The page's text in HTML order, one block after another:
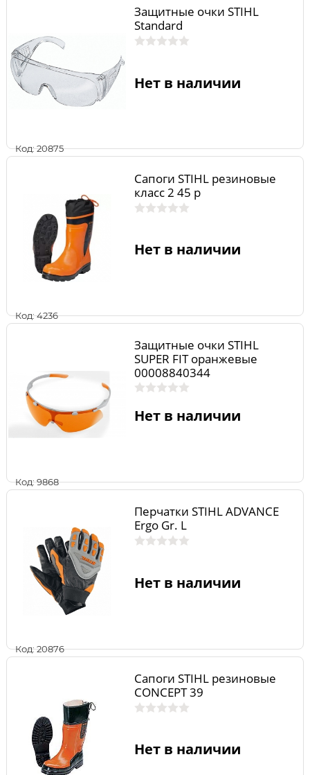
Код: 20875
Защитные очки STIHL
Standard
Нет в наличии
Код: 4236
Сапоги STIHL резиновые
класс 2 45 р
Нет в наличии
Код: 9868
Защитные очки STIHL
SUPER FIT оранжевые
00008840344
Нет в наличии
Код: 20876
Перчатки STIHL ADVANCE
Ergo Gr. L
Нет в наличии
Сапоги STIHL резиновые
CONCEPT 39
Нет в наличии